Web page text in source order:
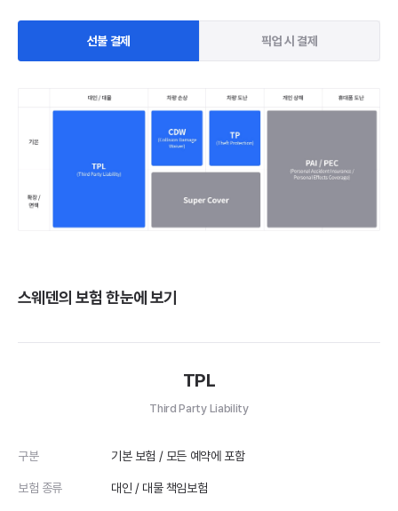
선불 결제 픽업 시 결제
스웨덴의 보험 한눈에 보기
TPL
Third Party Liability
구분 기본 보험 / 모든 예약에 포함
보험 종류 대인 / 대물 책임보험